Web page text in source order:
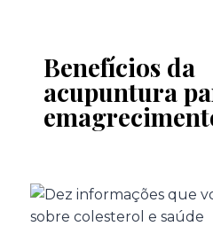
Benefícios da
acupuntura